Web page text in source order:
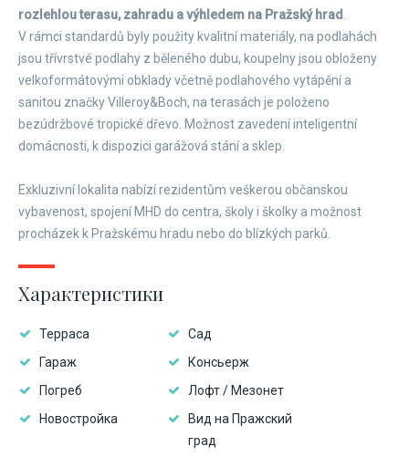
rozlehlou terasu, zahradu a výhledem na Pražský hrad
V rámci standardů byly použity kvalitní materiály, na podlahách
jsou třívrstvé podlahy z běleného dubu, koupelny jsou obloženy
velkoformátovými obklady včetně podlahového vytápění a
sanitou značky Villeroy&Boch, na terasách je položeno
bezúdržbové tropické dřevo. Možnost zavedení inteligentní
domácnosti, k dispozici garážová stání a sklep.
​Exkluzivní lokalita nabízí rezidentům veškerou občanskou
vybavenost, spojení MHD do centra, školy i školky a možnost
procházek k Pražskému hradu nebo do blízkých parků.
Характеристики
Терраса
Сад
Гараж
Консьерж
Погреб
Лофт / Мезонет
Новостройка
Вид на Пражский
град